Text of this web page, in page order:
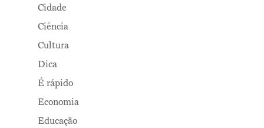
Cidade
Ciência
Cultura
Dica
É rápido
Economia
Educação